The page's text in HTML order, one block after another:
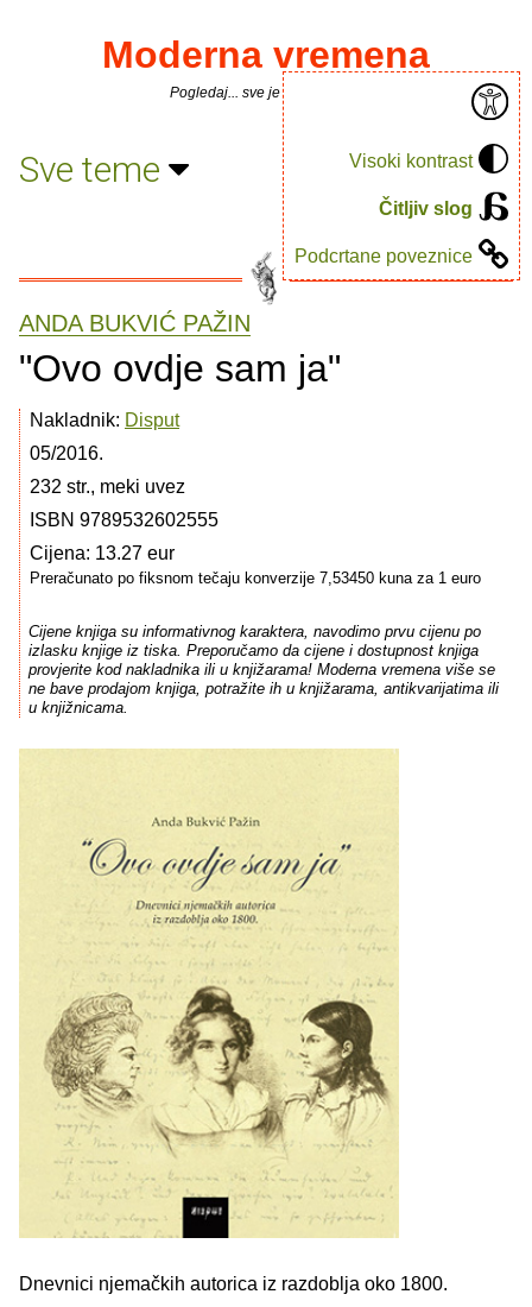
Visoki kontrast
Čitljiv slog
Podcrtane poveznice
Moderna vremena
Pogledaj... sve je puno knjiga.
Sve teme
ANDA BUKVIĆ PAŽIN
"Ovo ovdje sam ja"
Nakladnik: Disput
05/2016.
232 str., meki uvez
ISBN 9789532602555
Cijena: 13.27 eur
Preračunato po fiksnom tečaju konverzije 7,53450 kuna za 1 euro
Cijene knjiga su informativnog karaktera, navodimo prvu cijenu po
izlasku knjige iz tiska. Preporučamo da cijene i dostupnost knjiga
provjerite kod nakladnika ili u knjižarama! Moderna vremena više se
ne bave prodajom knjiga, potražite ih u knjižarama, antikvarijatima ili
u knjižnicama.
Dnevnici njemačkih autorica iz razdoblja oko 1800.